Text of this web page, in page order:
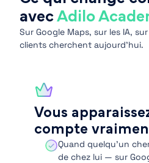
avecAdilo
Sur Google Maps, sur les IA,
clients cherchent aujourd’hui.
Vous
compte
Quand quelqu’un
de chez lui — sur